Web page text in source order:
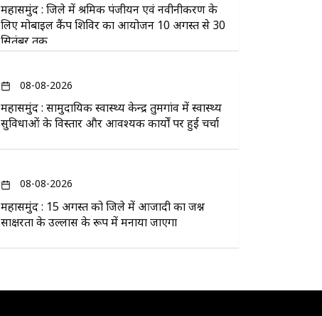
महासमुंद : जिले में श्रमिक पंजीयन एवं नवीनीकरण के
लिए मोबाइल कैंप शिविर का आयोजन 10 अगस्त से 30
सितंबर तक
08-08-2026
महासमुंद : सामुदायिक स्वास्थ्य केन्द्र तुमगांव में स्वास्थ्य
सुविधाओं के विस्तार और आवश्यक कार्यों पर हुई चर्चा
08-08-2026
महासमुंद : 15 अगस्त को जिले में आजादी का जश्न
साक्षरता के उल्लास के रूप में मनाया जाएगा